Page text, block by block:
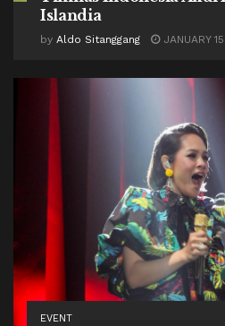
Islandia
by Aldo Sitanggang JANUARY
EVENT